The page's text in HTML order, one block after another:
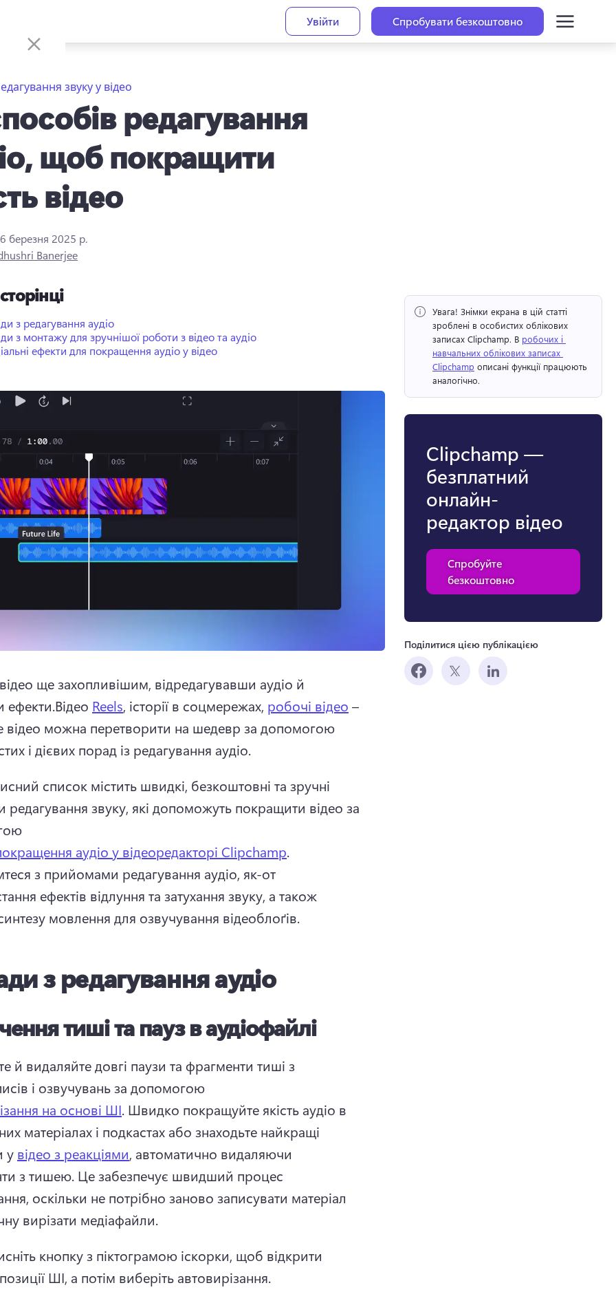
Увійти Спробувати безкоштовно
звуку у відео
редагування
щоб покращити
відео
6 березня 2025 р.
Banerjee
з редагування аудіо
з монтажу для зручнішої роботи з відео та аудіо
ефекти для покращення аудіо у відео
ще захопливішим, відредагувавши аудіо й
ефекти.Відео Reels, історії в соцмережах, робочі відео –
відео можна перетворити на шедевр за допомогою
і дієвих порад із редагування аудіо.
список містить швидкі, безкоштовні та зручні
звуку, які допоможуть покращити відео за
аудіо у відеоредакторі Clipchamp
з прийомами редагування аудіо, як-от
ефектів відлуння та затухання звуку, а також
мовлення для озвучування відеоблоґів.
з редагування аудіо
тиші та пауз в аудіофайлі
й видаляйте довгі паузи та фрагменти тиші з
і озвучувань за допомогою
на основі ШІ. Швидко покращуйте якість аудіо в
матеріалах і подкастах або знаходьте найкращі
у відео з реакціями, автоматично видаляючи
з тишею. Це забезпечує швидший процес
оскільки не потрібно заново записувати матеріал
вирізати медіафайли.
кнопку з піктограмою іскорки, щоб відкрити
ШІ, а потім виберіть автовирізання.
Увага! Знімки екрана в цій статті
зроблені в особистих облікових
записах Clipchamp. В робочих і
навчальних облікових записах
Clipchamp описані функції працюють
аналогічно.
Clipchamp —
безплатний
онлайн-
редактор відео
Спробуйте
безкоштовно
Поділитися цією публікацією